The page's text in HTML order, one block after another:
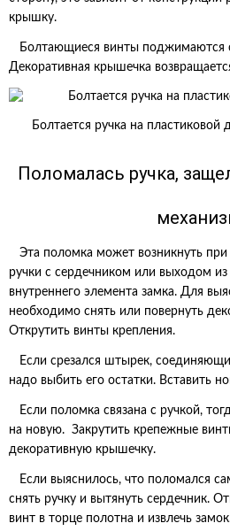
крышку.
Болтающиеся винты поджимаются
Декоративная крышечка
Болтается ручка на
Поломалась ручка,
Эта поломка может возникнуть
ручки с сердечником или выходом из
внутреннего элемента замка. Для
необходимо снять или повернуть
Открутить винты крепления.
Если срезался штырек,
надо выбить его остатки. Вставить
Если поломка связана с ручкой,
на новую. Закрутить крепежные
декоративную крышечку.
Если выяснилось, что поломался
снять ручку и вытянуть сердечник.
винт в торце полотна и извлечь